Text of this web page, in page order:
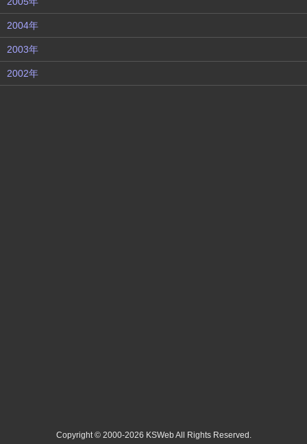
2004年
2003年
2002年
Copyright © 2000-2026 KSWeb All Rights Reserved.